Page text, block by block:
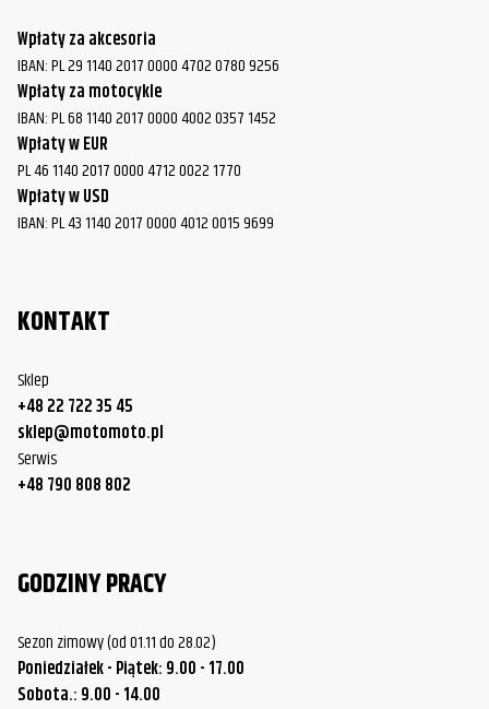
Wpłaty za akcesoria
IBAN: PL 29 1140 2017 0000 4702 0780 9256
Wpłaty za motocykle
IBAN: PL 68 1140 2017 0000 4002 0357 1452
Wpłaty w EUR
PL 46 1140 2017 0000 4712 0022 1770
Wpłaty w USD
IBAN: PL 43 1140 2017 0000 4012 0015 9699
KONTAKT
Sklep
+48 22 722 35 45
sklep@motomoto.pl
Serwis
+48 790 808 802
GODZINY PRACY
Sezon zimowy (od 01.11 do 28.02)
Poniedziałek - Piątek: 9.00 - 17.00
Sobota.: 9.00 - 14.00